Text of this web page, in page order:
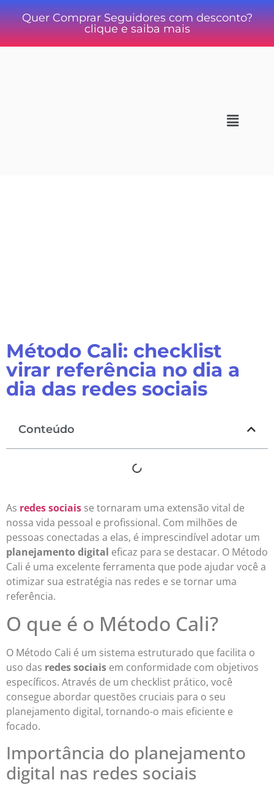
Quer Comprar Seguidores com desconto?
clique e saiba mais
Método Cali: checklist
virar referência no dia a
dia das redes sociais
Conteúdo
As redes sociais se tornaram uma extensão vital de
nossa vida pessoal e profissional. Com milhões de
pessoas conectadas a elas, é imprescindível adotar um
planejamento digital eficaz para se destacar. O Método
Cali é uma excelente ferramenta que pode ajudar você a
otimizar sua estratégia nas redes e se tornar uma
referência.
O que é o Método Cali?
O Método Cali é um sistema estruturado que facilita o
uso das redes sociais em conformidade com objetivos
específicos. Através de um checklist prático, você
consegue abordar questões cruciais para o seu
planejamento digital, tornando-o mais eficiente e
focado.
Importância do planejamento
digital nas redes sociais